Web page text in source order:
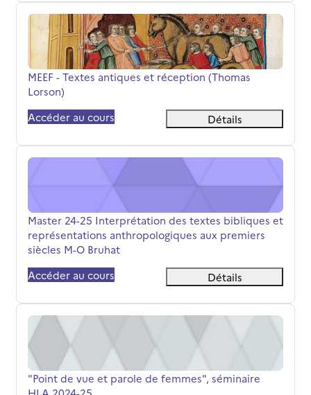
MEEF - Textes antiques et réception (Thomas Lorson)
Nom du cours
MEEF - Textes antiques et réception (Thomas
Lorson)
Accéder au cours
Détails
Master 24-25 Interprétation des textes bibliques et
Nom du cours
Master 24-25 Interprétation des textes bibliques et
représentations anthropologiques aux premiers
siècles M-O Bruhat
Accéder au cours
Détails
"Point de vue et parole de femmes", séminaire HLA
Nom du cours
"Point de vue et parole de femmes", séminaire